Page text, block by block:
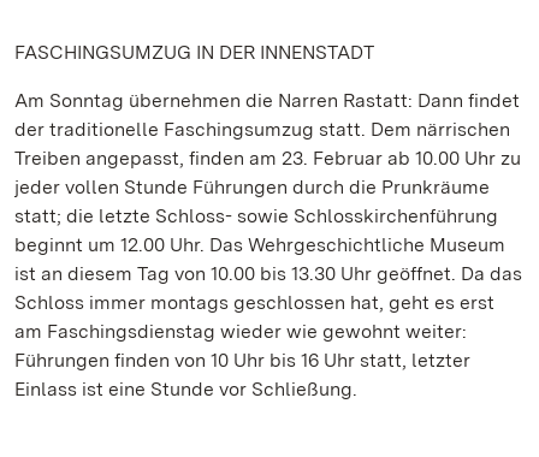
FASCHINGSUMZUG IN DER INNENSTADT
Am Sonntag übernehmen die Narren Rastatt: Dann findet
der traditionelle Faschingsumzug statt. Dem närrischen
Treiben angepasst, finden am 23. Februar ab 10.00 Uhr zu
jeder vollen Stunde Führungen durch die Prunkräume
statt; die letzte Schloss- sowie Schlosskirchenführung
beginnt um 12.00 Uhr. Das Wehrgeschichtliche Museum
ist an diesem Tag von 10.00 bis 13.30 Uhr geöffnet. Da das
Schloss immer montags geschlossen hat, geht es erst
am Faschingsdienstag wieder wie gewohnt weiter:
Führungen finden von 10 Uhr bis 16 Uhr statt, letzter
Einlass ist eine Stunde vor Schließung.